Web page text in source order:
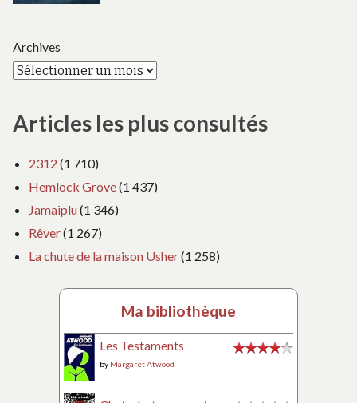
Archives
Articles les plus consultés
2312 (1 710)
Hemlock Grove(1 437)
Jamaiplu(1 346)
Rêver(1 267)
La chute de la maison Usher(1 258)
Ma bibliothèque
Les Testaments
by Margaret Atwood